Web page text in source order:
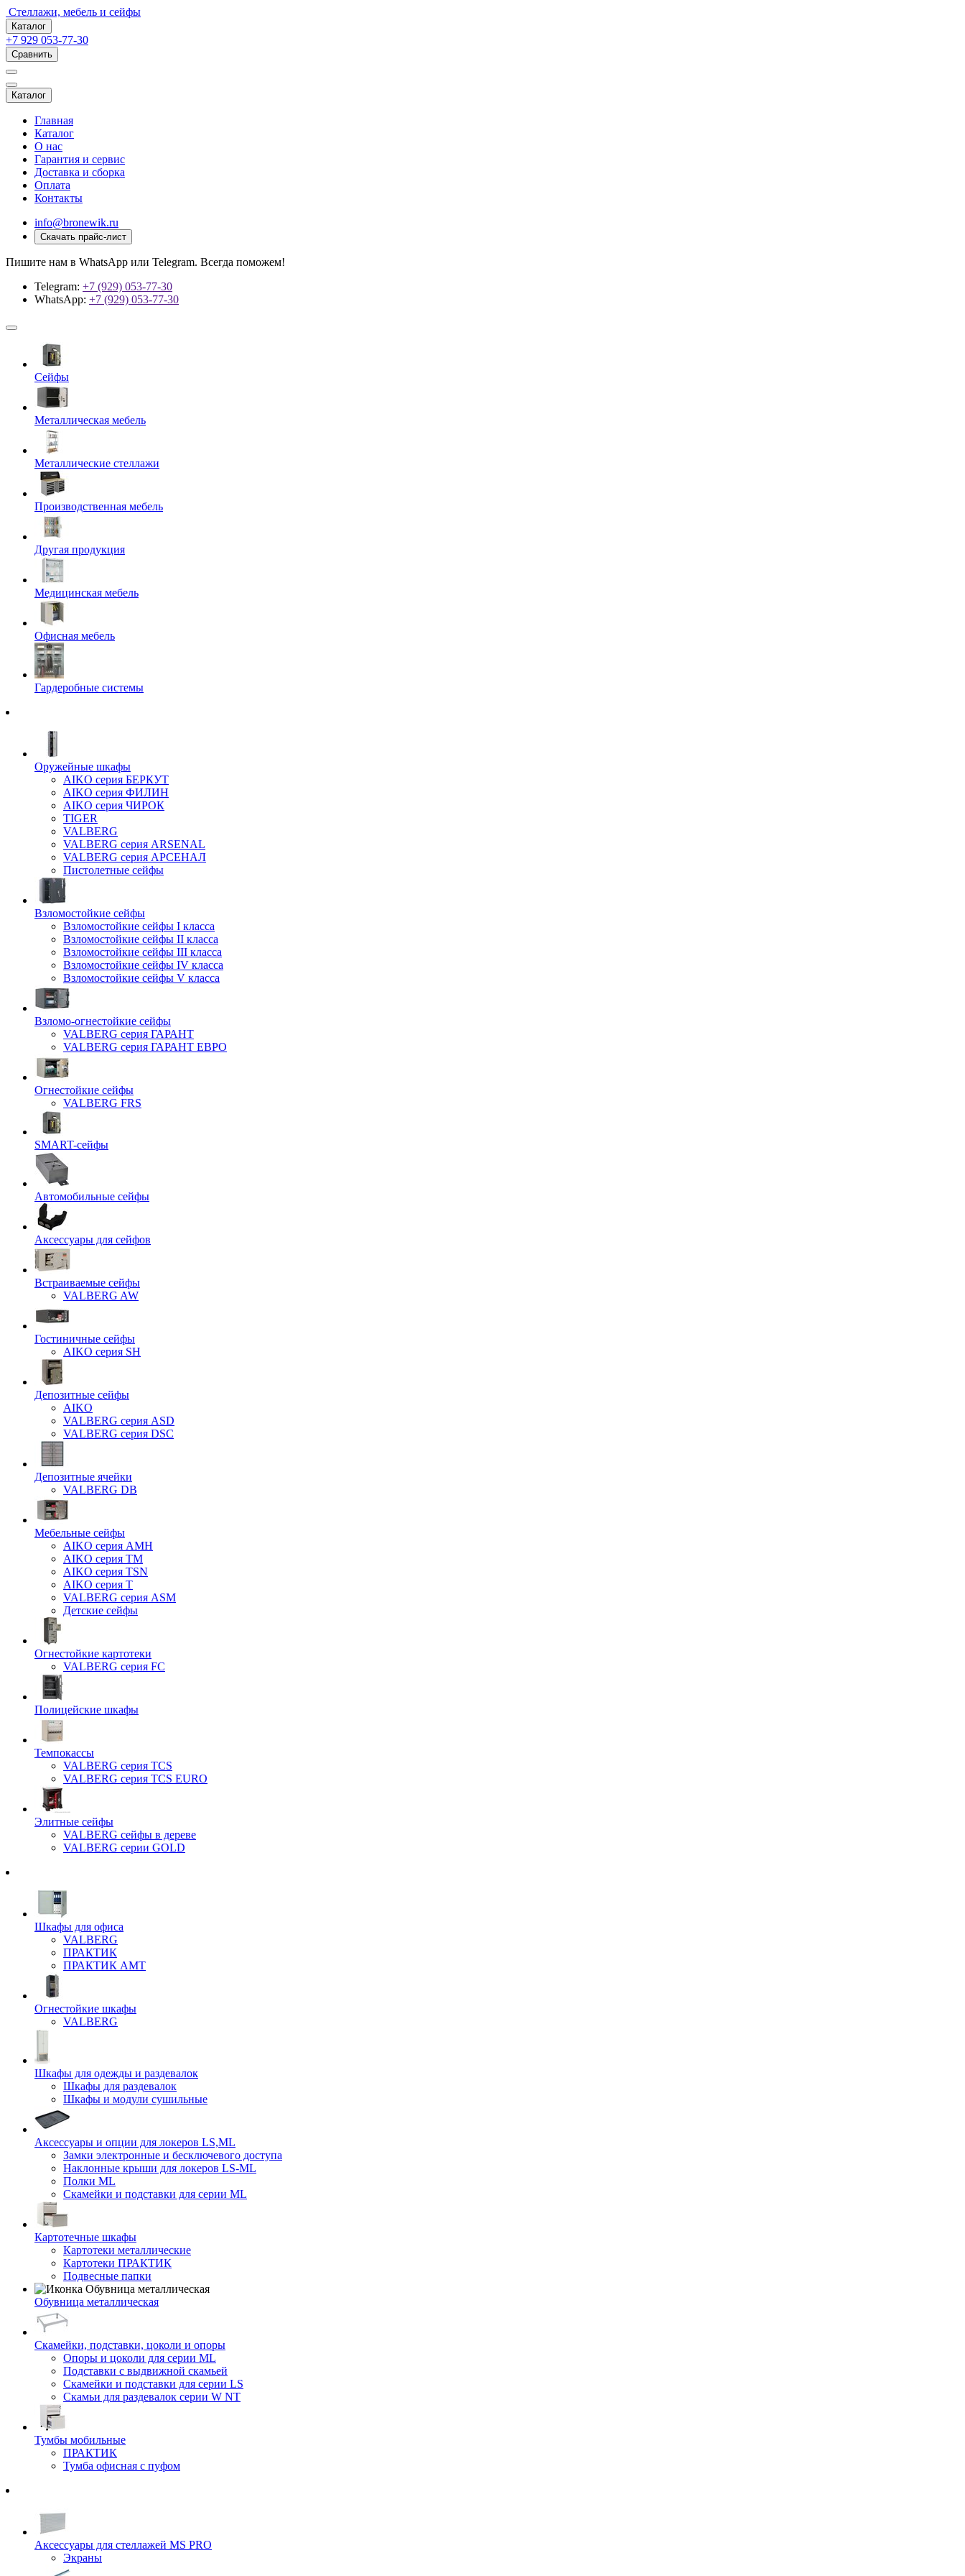
Стеллажи, мебель и сейфы
Каталог
+7 929 053-77-30
Сравнить
Каталог
Главная
Каталог
О нас
Гарантия и сервис
Доставка и сборка
Оплата
Контакты
info@bronewik.ru
Скачать прайс-лист
Пишите нам в WhatsApp или Telegram. Всегда поможем!
Telegram: +7 (929) 053-77-30
WhatsApp: +7 (929) 053-77-30
Сейфы
Металлическая мебель
Металлические стеллажи
Производственная мебель
Другая продукция
Медицинская мебель
Офисная мебель
Гардеробные системы
Оружейные шкафы
AIKO серия БЕРКУТ
AIKO серия ФИЛИН
AIKO серия ЧИРОК
TIGER
VALBERG
VALBERG серия ARSENAL
VALBERG серия АРСЕНАЛ
Пистолетные сейфы
Взломостойкие сейфы
Взломостойкие сейфы I класса
Взломостойкие сейфы II класса
Взломостойкие сейфы III класса
Взломостойкие сейфы IV класса
Взломостойкие сейфы V класса
Взломо-огнестойкие сейфы
VALBERG серия ГАРАНТ
VALBERG серия ГАРАНТ ЕВРО
Огнестойкие сейфы
VALBERG FRS
SMART-сейфы
Автомобильные сейфы
Аксессуары для сейфов
Встраиваемые сейфы
VALBERG AW
Гостиничные сейфы
AIKO серия SH
Депозитные сейфы
AIKO
VALBERG серия ASD
VALBERG серия DSC
Депозитные ячейки
VALBERG DB
Мебельные сейфы
AIKO серия AMH
AIKO серия TM
AIKO серия TSN
AIKO серия Т
VALBERG серия ASM
Детские сейфы
Огнестойкие картотеки
VALBERG серия FC
Полицейские шкафы
Темпокассы
VALBERG серия TCS
VALBERG серия TCS EURO
Элитные сейфы
VALBERG сейфы в дереве
VALBERG серии GOLD
Шкафы для офиса
VALBERG
ПРАКТИК
ПРАКТИК AMT
Огнестойкие шкафы
VALBERG
Шкафы для одежды и раздевалок
Шкафы для раздевалок
Шкафы и модули сушильные
Аксессуары и опции для локеров LS,ML
Замки электронные и бесключевого доступа
Наклонные крыши для локеров LS-ML
Полки ML
Скамейки и подставки для серии ML
Картотечные шкафы
Картотеки металлические
Картотеки ПРАКТИК
Подвесные папки
Обувница металлическая
Скамейки, подставки, цоколи и опоры
Опоры и цоколи для серии ML
Подставки с выдвижной скамьей
Скамейки и подставки для серии LS
Скамьи для раздевалок серии W NT
Тумбы мобильные
ПРАКТИК
Тумба офисная с пуфом
Аксессуары для стеллажей MS PRO
Экраны